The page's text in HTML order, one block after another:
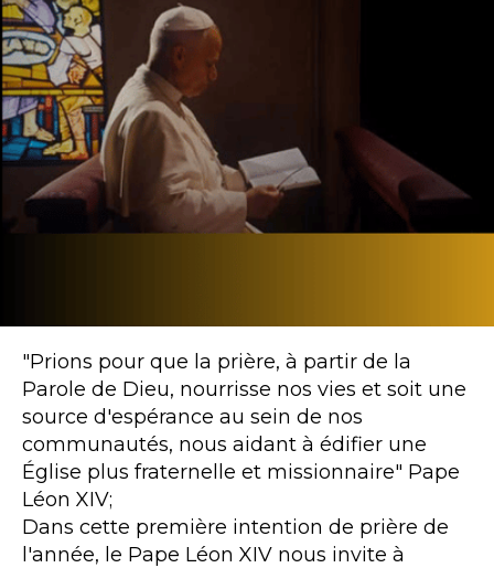
"Prions pour que la prière, à partir de la
Parole de Dieu, nourrisse nos vies et soit une
source d'espérance au sein de nos
communautés, nous aidant à édifier une
Église plus fraternelle et missionnaire" Pape
Léon XIV;
Dans cette première intention de prière de
l'année, le Pape Léon XIV nous invite à